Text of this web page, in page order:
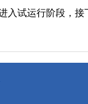
入试运行阶段，